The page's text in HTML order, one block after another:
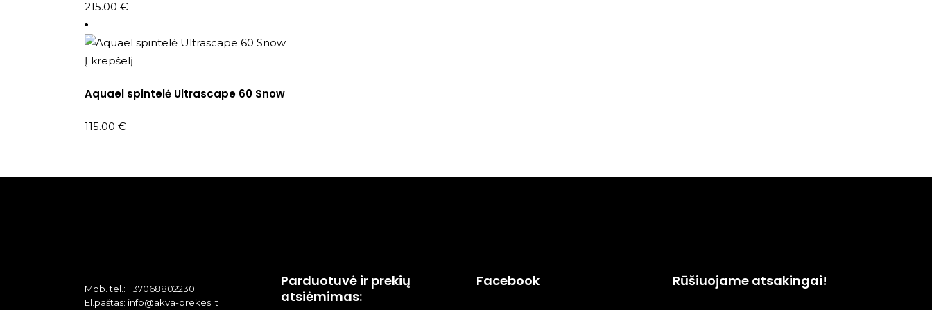
215.00 €
Į krepšelį
Aquael spintelė Ultrascape 60 Snow
115.00 €
Mob. tel.: +37068802230
El.paštas: info@akva-prekes.lt
Parduotuvė ir prekių
atsiėmimas:
Facebook Rūšiuojame atsakingai!